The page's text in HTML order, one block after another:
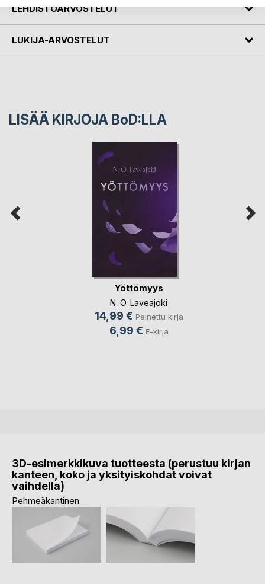
LEHDISTÖARVOSTELUT
LUKIJA-ARVOSTELUT
LISÄÄ KIRJOJA BoD:LLA
Yöttömyys
N. O. Laveajoki
14,99 € Painettu kirja
6,99 € E-kirja
3D-esimerkkikuva tuotteesta (perustuu kirjan
kanteen, koko ja yksityiskohdat voivat
vaihdella)
Pehmeäkantinen